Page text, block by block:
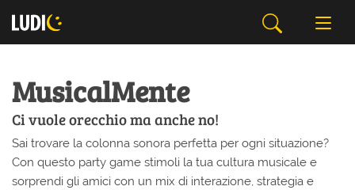
MusicalMente
Ci vuole orecchio ma anche no!
Sai trovare la colonna sonora perfetta per ogni situazione?
Con questo party game stimoli la tua cultura musicale e
sorprendi gli amici con un mix di interazione, strategia e